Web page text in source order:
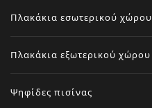
Πλακάκια εσωτερικού χώρου
Πλακάκια εξωτερικού χώρου
Ψηφίδες πισίνας